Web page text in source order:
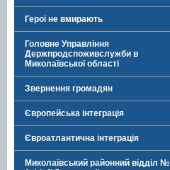
Герої не вмирають
Головне Управління
Держпродспоживслужби в
Миколаївської області
Звернення громадян
Європейська інтеграція
Євроатлантична інтеграція
Миколаївський районний відділ №